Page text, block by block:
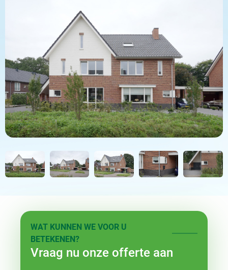
WAT KUNNEN WE VOOR U
BETEKENEN?
Vraag nu onze offerte aan